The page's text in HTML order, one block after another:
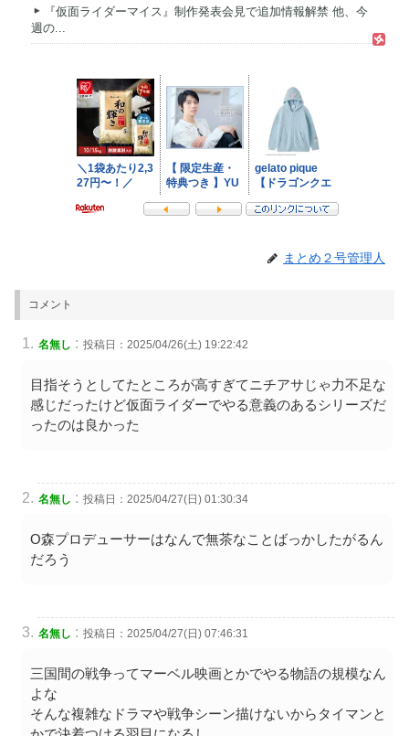
『仮面ライダーマイス』制作発表会見で追加情報解禁 他、今
週の...
まとめ２号管理人
コメント
名無し : 投稿日：2025/04/26(土) 19:22:42
目指そうとしてたところが高すぎてニチアサじゃ力不足な
感じだったけど仮面ライダーでやる意義のあるシリーズだ
ったのは良かった
名無し : 投稿日：2025/04/27(日) 01:30:34
O森プロデューサーはなんで無茶なことばっかしたがるん
だろう
名無し : 投稿日：2025/04/27(日) 07:46:31
三国間の戦争ってマーベル映画とかでやる物語の規模なん
よな
そんな複雑なドラマや戦争シーン描けないからタイマンと